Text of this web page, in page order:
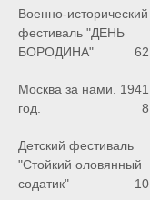
Военно-исторический
фестиваль "ДЕНЬ
БОРОДИНА"
62
Москва за нами. 1941
год.
8
Детский фестиваль
"Стойкий оловянный
содатик"
10